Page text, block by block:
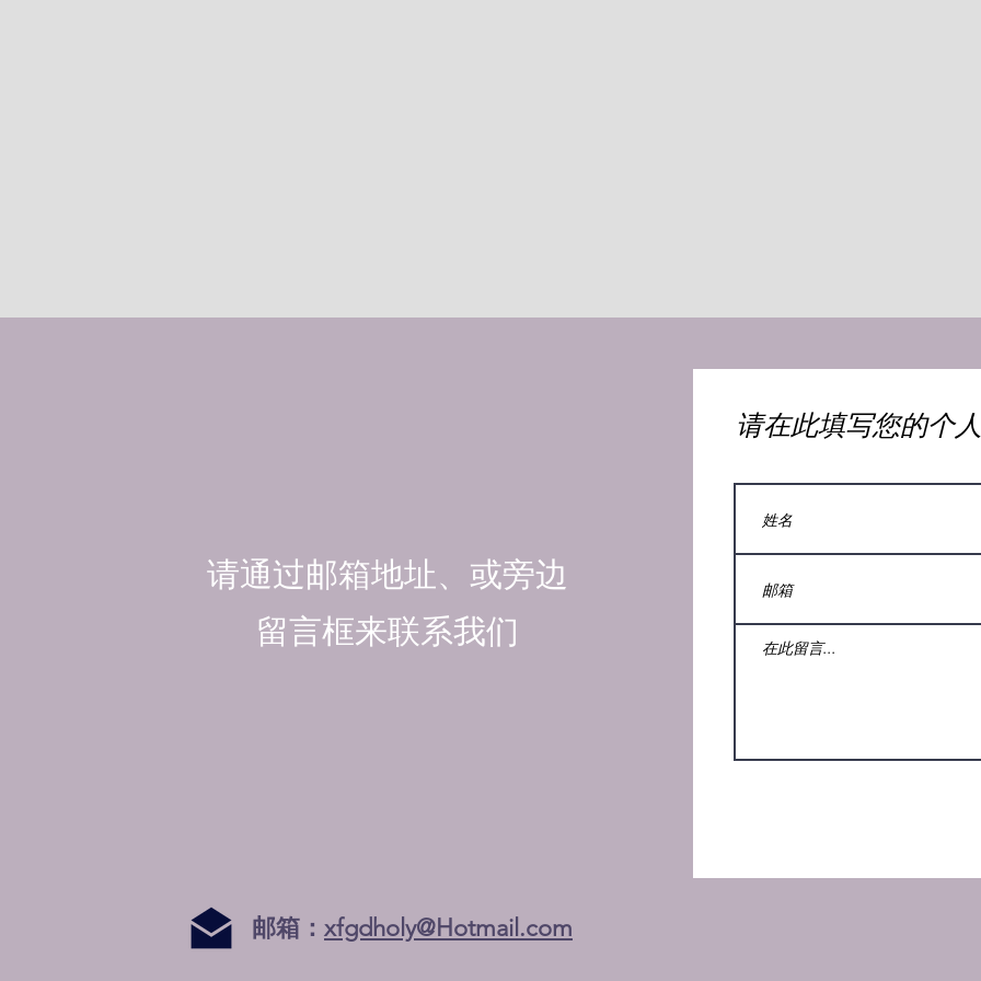
请通过邮箱地址、或旁边
留言框来联系我们
邮箱： xfgdholy@Hotmail.com
请在此填写您的个